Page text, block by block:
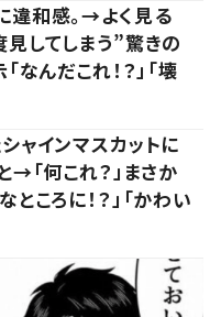
違和感。→よく見る
してしまう”驚きの
んだこれ！？」「壊
ャインマスカットに
→「何これ？」まさか
ころに！？」「かわい